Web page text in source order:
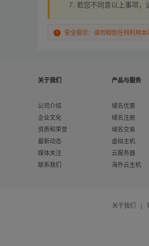
若您不同意以上事项，
安全提示：请勿相信任何利用
关于我们
公司介绍
企业文化
资质和荣誉
最新动态
媒体关注
联系我们
产品与服务
域名优惠
域名注册
域名交易
虚拟主机
云服务器
海外云主机
关于我们 |